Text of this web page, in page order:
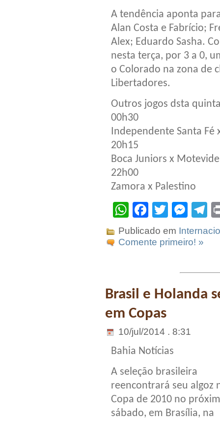
A tendência aponta
Alan Costa e Fabrício;
Alex; Eduardo Sasha.
nesta terça, por 3 a 0,
o Colorado na zona de
Libertadores.
Outros jogos dsta
00h30
Independente Santa Fé
20h15
Boca Juniors x
22h00
Zamora x Palestino
WhatsApp
Facebook
Twitter
Publicado em
Comente primeiro! »
Brasil e Holanda
em Copas
10/jul/2014 . 8:31
Bahia Notícias
A seleção brasileira
reencontrará seu algoz
Copa de 2010 no
sábado, em Brasília, na